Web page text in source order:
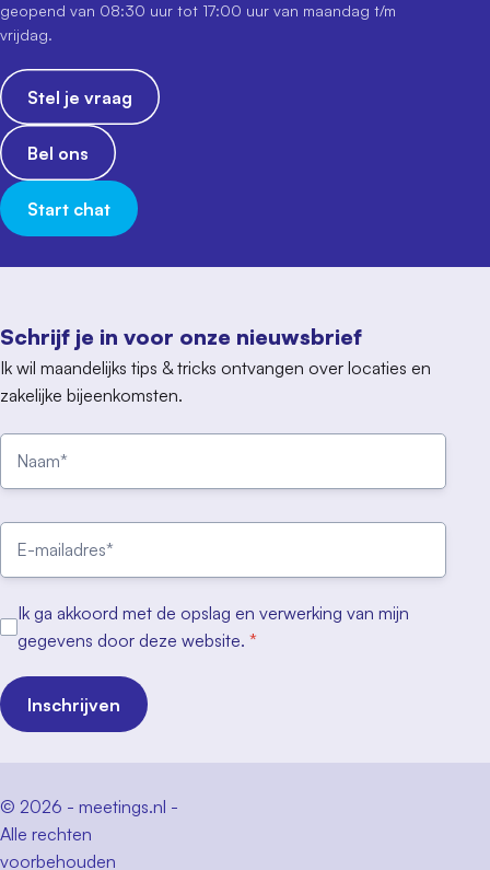
Schrijf je in voor onze nieuwsbrief
Ik wil maandelijks tips & tricks ontvangen over locaties en
zakelijke bijeenkomsten.
Ik ga akkoord met de opslag en verwerking van mijn
gegevens door deze website. *
Inschrijven
geopend van 08:30 uur tot 17:00 uur van maandag t/m
vrijdag.
Stel je vraag
Bel ons
Start chat
© 2026 - meetings.nl -
Alle rechten
voorbehouden